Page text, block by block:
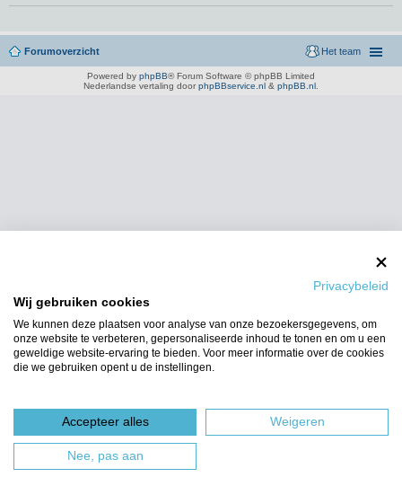
Forumoverzicht Het team
Powered by phpBB® Forum Software © phpBB Limited
Nederlandse vertaling door phpBBservice.nl & phpBB.nl
Privacybeleid
Wij gebruiken cookies
We kunnen deze plaatsen voor analyse van onze bezoekersgegevens, om
onze website te verbeteren, gepersonaliseerde inhoud te tonen en om u een
geweldige website-ervaring te bieden. Voor meer informatie over de cookies
die we gebruiken opent u de instellingen.
Accepteer alles Weigeren
Nee, pas aan